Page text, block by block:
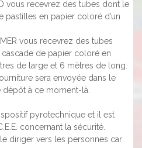
vous recevrez des tubes dont le
pastilles en papier coloré d’un
vous recevrez des tubes
de papier coloré en
de large et 6 mètres de long.
sera envoyée dans le
à ce moment-là.
pyrotechnique et il est
concernant la sécurité.
diriger vers les personnes car